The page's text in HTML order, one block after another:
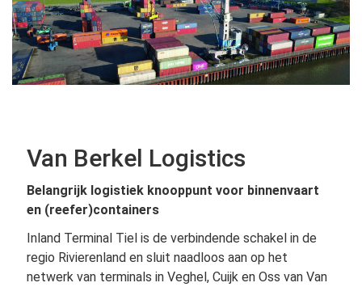
Van Berkel Logistics
Belangrijk logistiek knooppunt voor binnenvaart
en (reefer)containers
Inland Terminal Tiel is de verbindende schakel in de
regio Rivierenland en sluit naadloos aan op het
netwerk van terminals in Veghel, Cuijk en Oss van Van